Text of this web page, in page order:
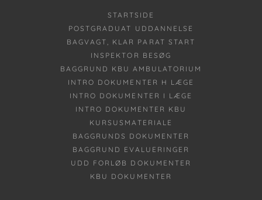
STARTSIDE
POSTGRADUAT UDDANNELSE
BAGVAGT, KLAR PARAT START
INSPEKTOR BESØG
BAGGRUND KBU AMBULATORIUM
INTRO DOKUMENTER H LÆGE
INTRO DOKUMENTER I LÆGE
INTRO DOKUMENTER KBU
KURSUSMATERIALE
BAGGRUNDS DOKUMENTER
BAGGRUND EVALUERINGER
UDD FORLØB DOKUMENTER
KBU DOKUMENTER